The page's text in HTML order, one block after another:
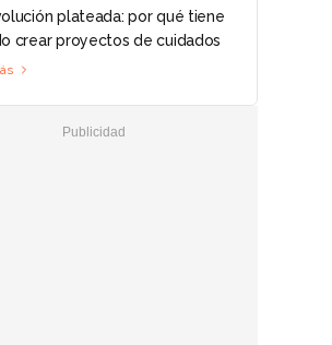
plateada: por qué tiene
crear proyectos de cuidados